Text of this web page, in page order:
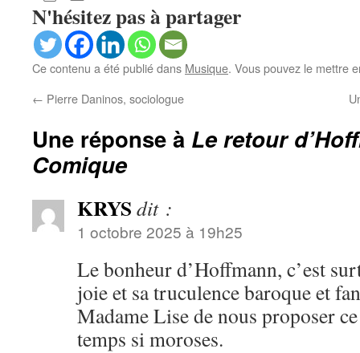
N'hésitez pas à partager
Ce contenu a été publié dans Musique. Vous pouvez le mettre
← Pierre Daninos, sociologue
Une réponse à Le retour
Comique
KRYS dit :
1 octobre 2025 à 19h25
Le bonheur d’Hoffmann, c’est
joie et sa truculence baroque et
Madame Lise de nous proposer
temps si moroses.